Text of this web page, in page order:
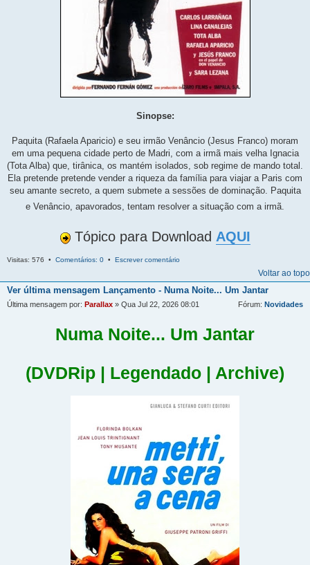
Sinopse:
Paquita (Rafaela Aparicio) e seu irmão Venâncio (Jesus Franco) moram
em uma pequena cidade perto de Madri, com a irmã mais velha Ignacia
(Tota Alba) que, tirânica, os mantém isolados, sob regime de mando total.
Ela pretende pretende vender a riqueza da família para viajar a Paris com
seu amante secreto, a quem submete a sessões de dominação. Paquita
e Venâncio, apavorados, tentam resolver a situação com a irmã.
Tópico para Download AQUI
Visitas: 576 • Comentários: 0 • Escrever comentário
Voltar ao topo
Ver última mensagem Lançamento - Numa Noite... Um Jantar
Última mensagem por: Parallax » Qua Jul 22, 2026 08:01 Fórum: Novidades
Numa Noite... Um Jantar
(DVDRip | Legendado | Archive)